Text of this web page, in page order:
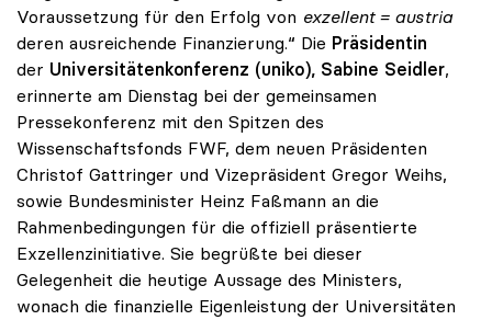
Voraussetzung für den Erfolg von exzellent = austria
deren ausreichende Finanzierung.“ Die Präsidentin
der Universitätenkonferenz (uniko), Sabine Seidler,
erinnerte am Dienstag bei der gemeinsamen
Pressekonferenz mit den Spitzen des
Wissenschaftsfonds FWF, dem neuen Präsidenten
Christof Gattringer und Vizepräsident Gregor Weihs,
sowie Bundesminister Heinz Faßmann an die
Rahmenbedingungen für die offiziell präsentierte
Exzellenzinitiative. Sie begrüßte bei dieser
Gelegenheit die heutige Aussage des Ministers,
wonach die finanzielle Eigenleistung der Universitäten